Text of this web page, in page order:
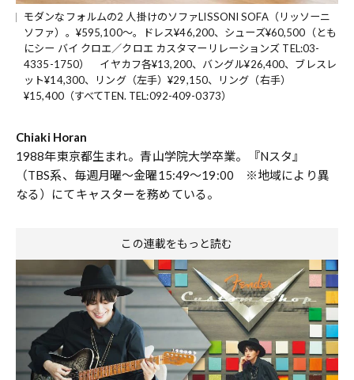
モダンなフォルムの2 人掛けのソファLISSONI SOFA（リッソーニ
ソファ）。¥595,100～。ドレス¥46,200、シューズ¥60,500（とも
にシー バイ クロエ／クロエ カスタマーリレーションズ TEL:03-
4335-1750） イヤカフ各¥13,200、バングル¥26,400、ブレスレ
ット¥14,300、リング（左手）¥29,150、リング（右手）
¥15,400（すべてTEN. TEL:092-409-0373）
Chiaki Horan
1988年東京都生まれ。青山学院大学卒業。『Nスタ』
（TBS系、毎週月曜～金曜15:49～19:00 ※地域により異
なる）にてキャスターを務めている。
この連載をもっと読む